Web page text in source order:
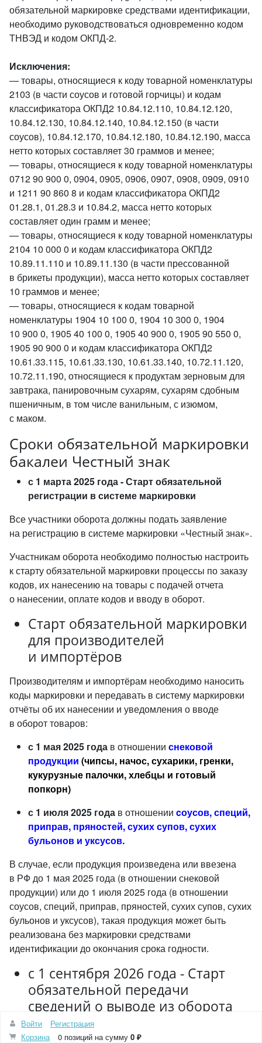
обязательной маркировке средствами идентификации,
необходимо руководствоваться одновременно кодом
ТНВЭД и кодом ОКПД-2.
Исключения:
— товары, относящиеся к коду товарной номенклатуры
2103 (в части соусов и готовой горчицы) и кодам
классификатора ОКПД2 10.84.12.110, 10.84.12.120,
10.84.12.130, 10.84.12.140, 10.84.12.150 (в части
соусов), 10.84.12.170, 10.84.12.180, 10.84.12.190, масса
нетто которых составляет 30 граммов и менее;
— товары, относящиеся к коду товарной номенклатуры
0712 90 900 0, 0904, 0905, 0906, 0907, 0908, 0909, 0910
и 1211 90 860 8 и кодам классификатора ОКПД2
01.28.1, 01.28.3 и 10.84.2, масса нетто которых
составляет один грамм и менее;
— товары, относящиеся к коду товарной номенклатуры
2104 10 000 0 и кодам классификатора ОКПД2
10.89.11.110 и 10.89.11.130 (в части прессованной
в брикеты продукции), масса нетто которых составляет
10 граммов и менее;
— товары, относящиеся к кодам товарной
номенклатуры 1904 10 100 0, 1904 10 300 0, 1904
10 900 0, 1905 40 100 0, 1905 40 900 0, 1905 90 550 0,
1905 90 900 0 и кодам классификатора ОКПД2
10.61.33.115, 10.61.33.130, 10.61.33.140, 10.72.11.120,
10.72.11.190, относящиеся к продуктам зерновым для
завтрака, панировочным сухарям, сухарям сдобным
пшеничным, в том числе ванильным, с изюмом,
с маком.
Сроки обязательной маркировки
бакалеи Честный знак
с 1 марта 2025 года -Старт обязательной
регистрации в системе маркировки
Все участники оборота должны подать заявление
на регистрацию в системе маркировки «Честный знак».
Участникам оборота необходимо полностью настроить
к старту обязательной маркировки процессы по заказу
кодов, их нанесению на товары с подачей отчета
о нанесении, оплате кодов и вводу в оборот.
Cтарт обязательной маркировки
для производителей
и импортёров
Производителям и импортёрам необходимо наносить
коды маркировки и передавать в систему маркировки
отчёты об их нанесении и уведомления о вводе
в оборот товаров:
с 1 мая 2025 года в отношении снековой
продукции (чипсы, начос, сухарики, гренки,
кукурузные палочки, хлебцы и готовый
попкорн)
с 1 июля 2025 года в отношении cоусов, специй,
приправ, пряностей, сухих супов, сухих
бульонов и уксусов.
В случае, если продукция произведена или ввезена
в РФ до 1 мая 2025 года (в отношении снековой
продукции) или до 1 июля 2025 года (в отношении
соусов, специй, приправ, пряностей, сухих супов, сухих
бульонов и уксусов), такая продукция может быть
реализована без маркировки средствами
идентификации до окончания срока годности.
с 1 сентября 2026 года - Cтарт
обязательной передачи
сведений о выводе из оборота
при продаже в розницу
Войти
Регистрация
Корзина
0 позиций на сумму 0 ₽